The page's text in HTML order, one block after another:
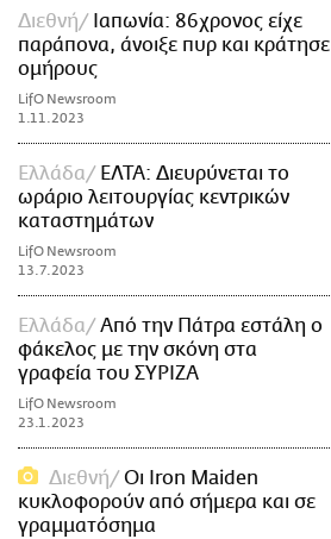
Διεθνή
Ιαπωνία: 86χρονος είχε
παράπονα, άνοιξε πυρ και κράτησε
ομήρους
LifO Newsroom
1.11.2023
Ελλάδα
ΕΛΤΑ: Διευρύνεται το
ωράριο λειτουργίας κεντρικών
καταστημάτων
LifO Newsroom
13.7.2023
Ελλάδα
Από την Πάτρα εστάλη ο
φάκελος με την σκόνη στα
γραφεία του ΣΥΡΙΖΑ
LifO Newsroom
23.1.2023
Διεθνή
Οι Iron Maiden
κυκλοφορούν από σήμερα και σε
γραμματόσημα